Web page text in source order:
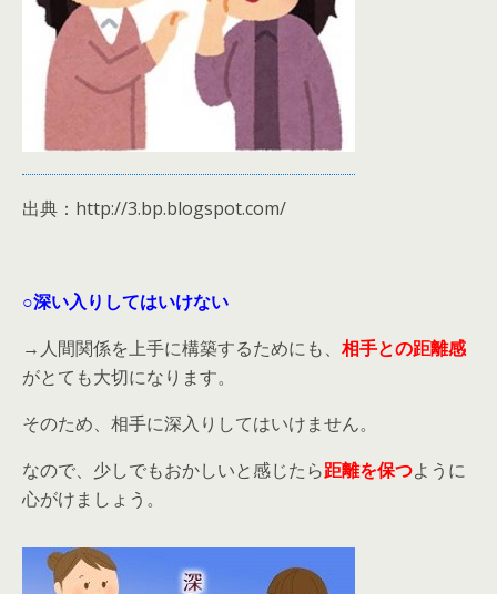
出典：http://3.bp.blogspot.com/
○深い入りしてはいけない
→人間関係を上手に構築するためにも、 相手との距離感
がとても大切になります。
そのため、相手に深入りしてはいけません。
なので、少しでもおかしいと感じたら距離を保つように
心がけましょう。